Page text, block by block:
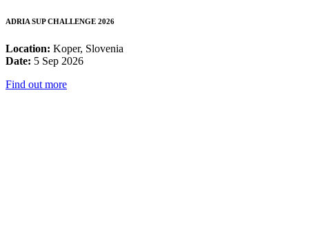
ADRIA SUP CHALLENGE 2026
Location: Koper, Slovenia
Date: 5 Sep 2026
Find out more